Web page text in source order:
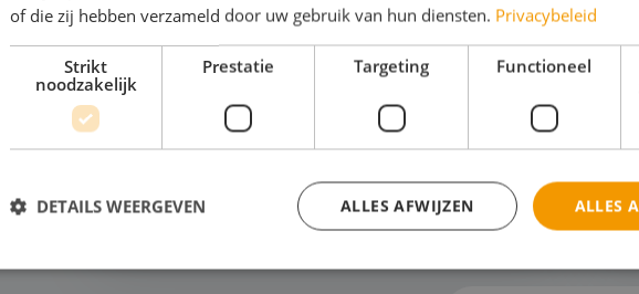
Je wil met je klas op reis, maar wél met oog
voor duurzaamheid? Natuurlijk moet het ook
praktisch en betaalbaar blijven. Met
activiteiten die echt toegankelijk zijn voor
jongeren. Dat r...
in
of die zij hebben verzameld door uw gebruik van hun diensten. Privacybeleid
Strikt
noodzakelijk
Prestatie Targeting Functioneel
ALLES
ALLES AFWIJZEN
DETAILS WEERGEVEN